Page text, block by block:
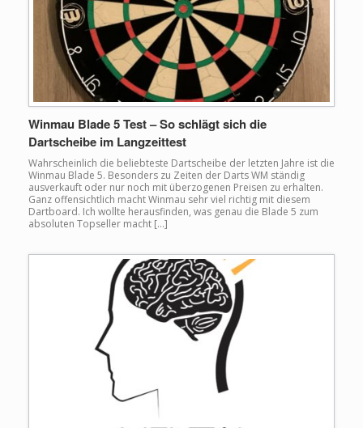
Winmau Blade 5 Test – So schlägt sich die
Dartscheibe im Langzeittest
Wahrscheinlich die beliebteste Dartscheibe der letzten Jahre ist die
Winmau Blade 5. Besonders zu Zeiten der Darts WM ständig
ausverkauft oder nur noch mit überzogenen Preisen zu erhalten.
Ganz offensichtlich macht Winmau sehr viel richtig mit diesem
Dartboard. Ich wollte herausfinden, was genau die Blade 5 zum
absoluten Topseller macht […]